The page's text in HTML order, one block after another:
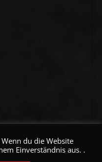
du die Website
Einverständnis aus. .